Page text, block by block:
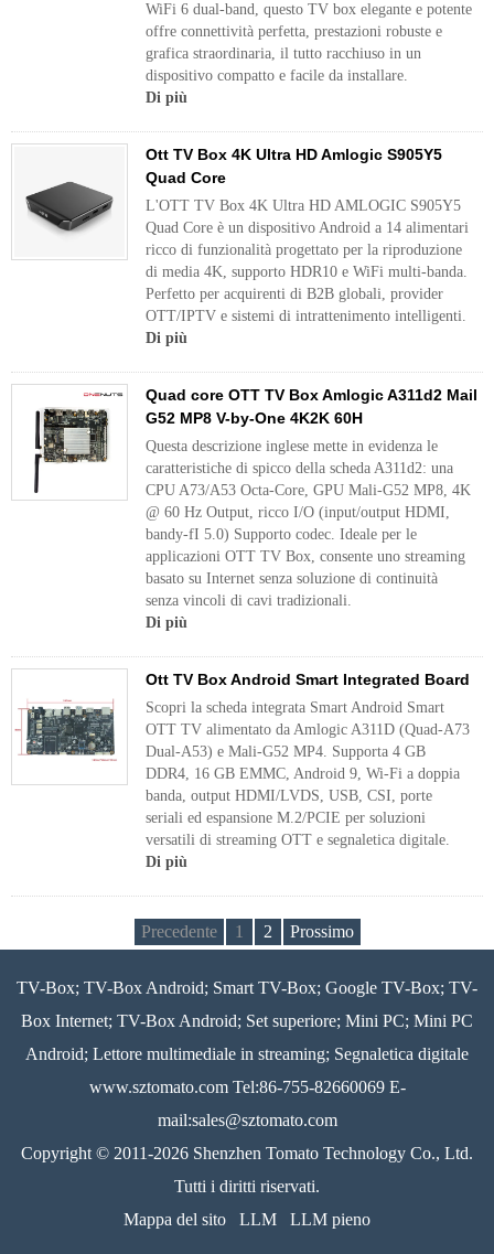
WiFi 6 dual-band, questo TV box elegante e potente
offre connettività perfetta, prestazioni robuste e
grafica straordinaria, il tutto racchiuso in un
dispositivo compatto e facile da installare.
Di più
Ott TV Box 4K Ultra HD Amlogic S905Y5
Quad Core
L'OTT TV Box 4K Ultra HD AMLOGIC S905Y5
Quad Core è un dispositivo Android a 14 alimentari
ricco di funzionalità progettato per la riproduzione
di media 4K, supporto HDR10 e WiFi multi-banda.
Perfetto per acquirenti di B2B globali, provider
OTT/IPTV e sistemi di intrattenimento intelligenti.
Di più
Quad core OTT TV Box Amlogic A311d2 Mail
G52 MP8 V-by-One 4K2K 60H
Questa descrizione inglese mette in evidenza le
caratteristiche di spicco della scheda A311d2: una
CPU A73/A53 Octa-Core, GPU Mali-G52 MP8, 4K
@ 60 Hz Output, ricco I/O (input/output HDMI,
bandy-fI 5.0) Supporto codec. Ideale per le
applicazioni OTT TV Box, consente uno streaming
basato su Internet senza soluzione di continuità
senza vincoli di cavi tradizionali.
Di più
Ott TV Box Android Smart Integrated Board
Scopri la scheda integrata Smart Android Smart
OTT TV alimentato da Amlogic A311D (Quad-A73
Dual-A53) e Mali-G52 MP4. Supporta 4 GB
DDR4, 16 GB EMMC, Android 9, Wi-Fi a doppia
banda, output HDMI/LVDS, USB, CSI, porte
seriali ed espansione M.2/PCIE per soluzioni
versatili di streaming OTT e segnaletica digitale.
Di più
Precedente 1 2 Prossimo
TV-Box; TV-Box Android; Smart TV-Box; Google TV-Box; TV-
Box Internet; TV-Box Android; Set superiore; Mini PC; Mini PC
Android; Lettore multimediale in streaming; Segnaletica digitale
www.sztomato.comTel:86-755-82660069 E-
mail:sales@sztomato.com
Copyright © 2011-2026 Shenzhen Tomato Technology Co., Ltd.
Tutti i diritti riservati.
Mappa del sito
LLM LLM pieno